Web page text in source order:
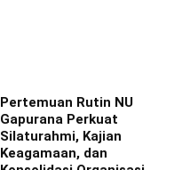
Pertemuan Rutin NU
Gapurana Perkuat
Silaturahmi, Kajian
Keagamaan, dan